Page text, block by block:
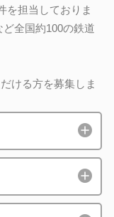
を担当しておりま
全国約100の鉄道
ける方を募集しま